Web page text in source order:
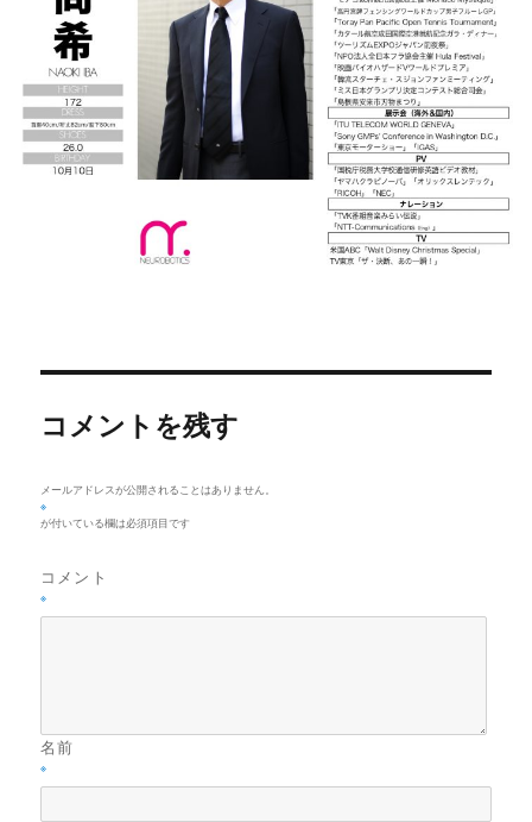
コメントを残す
メールアドレスが公開されることはありません。
※
が付いている欄は必須項目です
コメント
※
名前
※